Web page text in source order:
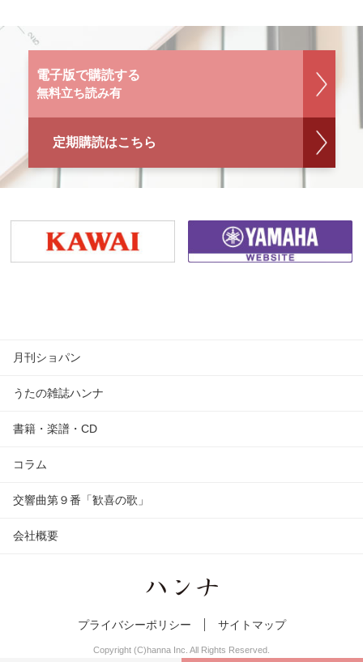
電子版で購読する
無料立ち読み有
定期購読はこちら
月刊ショパン
うたの雑誌ハンナ
書籍・楽譜・CD
コラム
交響曲第９番「歓喜の歌」
会社概要
プライバシーポリシー サイトマップ
Copyright (C)hanna Inc. All Rights Reserved.